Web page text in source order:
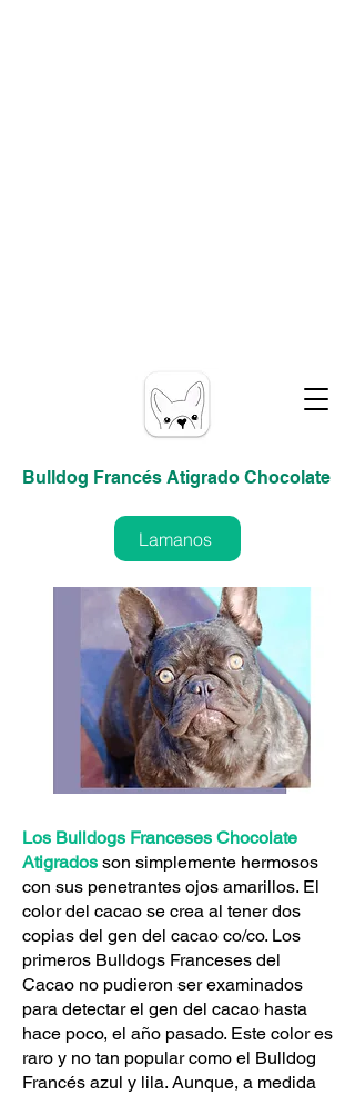
Bulldog Francés Atigrado Chocolate
Lamanos
Los Bulldogs Franceses Chocolate
Atigrados son simplemente hermosos
con sus penetrantes ojos amarillos. El
color del cacao se crea al tener dos
copias del gen del cacao co/co. Los
primeros Bulldogs Franceses del
Cacao no pudieron ser examinados
para detectar el gen del cacao hasta
hace poco, el año pasado. Este color es
raro y no tan popular como el Bulldog
Francés azul y lila. Aunque, a medida